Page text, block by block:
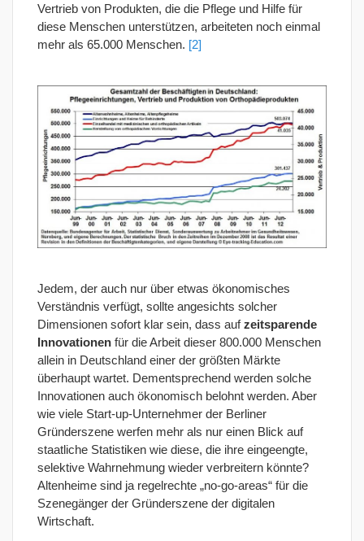
Vertrieb von Produkten, die die Pflege und Hilfe für
diese Menschen unterstützen, arbeiteten noch einmal
mehr als 65.000 Menschen. [2]
Jedem, der auch nur über etwas ökonomisches
Verständnis verfügt, sollte angesichts solcher
Dimensionen sofort klar sein, dass aufzeitsparende
Innovationen für die Arbeit dieser 800.000 Menschen
allein in Deutschland einer der größten Märkte
überhaupt wartet. Dementsprechend werden solche
Innovationen auch ökonomisch belohnt werden. Aber
wie viele Start-up-Unternehmer der Berliner
Gründerszene werfen mehr als nur einen Blick auf
staatliche Statistiken wie diese, die ihre eingeengte,
selektive Wahrnehmung wieder verbreitern könnte?
Altenheime sind ja regelrechte „no-go-areas“ für die
Szenegänger der Gründerszene der digitalen
Wirtschaft.